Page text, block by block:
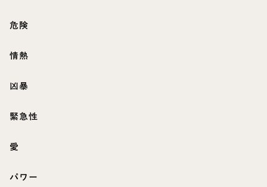
危険
情熱
凶暴
緊急性
愛
パワー